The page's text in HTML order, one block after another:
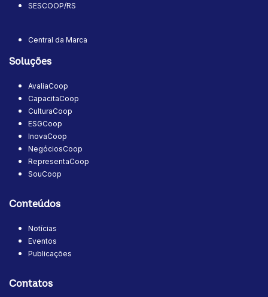
SESCOOP/RS
Central da Marca
Soluções
AvaliaCoop
CapacitaCoop
CulturaCoop
ESGCoop
InovaCoop
NegóciosCoop
RepresentaCoop
SouCoop
Conteúdos
Notícias
Eventos
Publicações
Contatos